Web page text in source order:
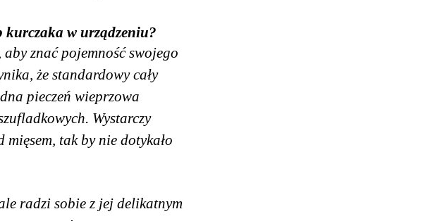
kurczaka w urządzeniu?
znać pojemność swojego
że standardowy cały
pieczeń wieprzowa
Wystarczy
tak by nie dotykało
radzi sobie z jej delikatnym